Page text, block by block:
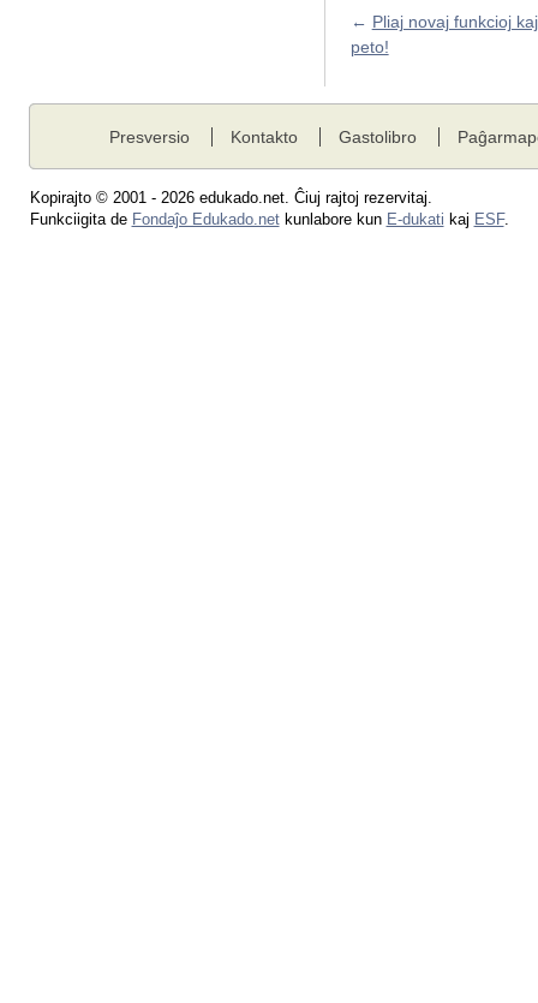
← Pliaj novaj funkcioj
peto!
Presversio Kontakto Gastolibro
Kopirajto © 2001 - 2026 edukado.net. Ĉiuj rajtoj rezervitaj.
Funkciigita de Fondaĵo Edukado.netkunlabore kun E-dukati kaj ESF.